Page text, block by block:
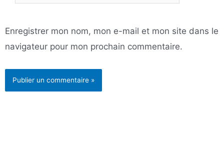
mail*
Enregistrer mon nom, mon e-mail et mon site dans le
navigateur pour mon prochain commentaire.